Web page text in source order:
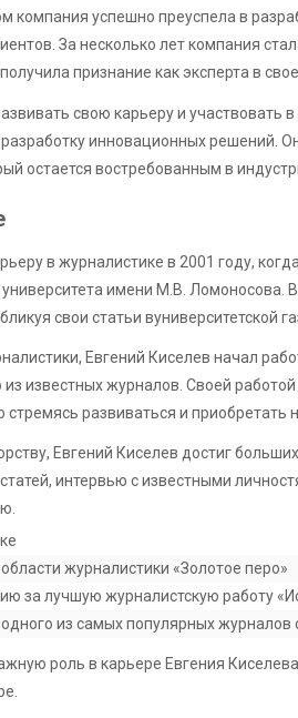
компания успешно преуспела в
За несколько лет компания
признание как эксперта в
свою карьеру и участвовать
инновационных решений.
остается востребованным в
в журналистике в 2001 году,
университета имени М.В. Ломоносова.
свои статьи вуниверситетской
Евгений Киселев начал
из известных журналов. Своей
развиваться и приобретать
Евгений Киселев достиг
интервью с известными
журналистики «Золотое перо»
за лучшую журналистскую работу
из самых популярных журналов
роль в карьере Евгения